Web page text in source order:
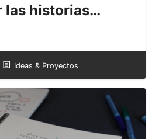
las historias…
Ideas & Proyectos